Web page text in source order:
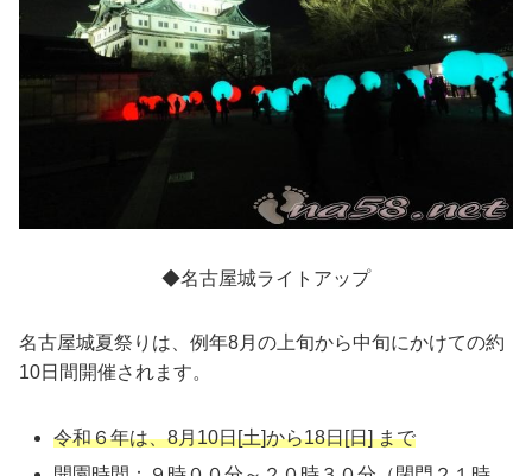
◆名古屋城ライトアップ
名古屋城夏祭りは、例年8月の上旬から中旬にかけての約
10日間開催されます。
令和６年は、8月10日[土]から18日[日] まで